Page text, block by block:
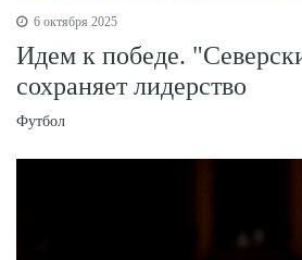
6 октября 2025
Идем к победе.
сохраняет лидерство
Футбол